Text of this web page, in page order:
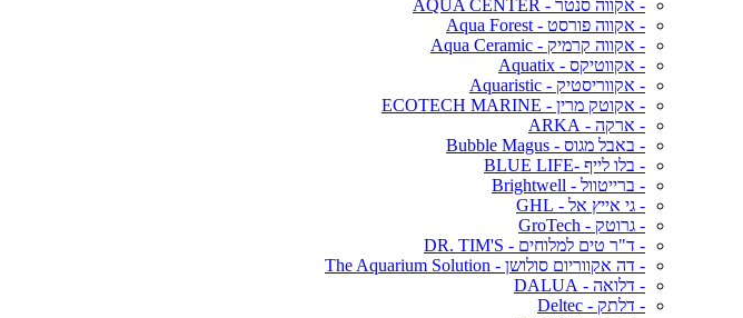
- אקווה סנטר - AQUA CENTER
- אקווה פורסט - Aqua Forest
- אקווה קרמיק - Aqua Ceramic
- אקווטיקס - Aquatix
- אקווריסטיק - Aquaristic
- אקוטק מרין - ECOTECH MARINE
- ארקה - ARKA
- באבל מגוס - Bubble Magus
- בלו לייף -BLUE LIFE
- ברייטוול - Brightwell
- גי אייץ אל - GHL
- גרוטק - GroTech
- ד"ר טים למלוחים - DR. TIM'S
- דה אקווריום סולושן - The Aquarium Solution
- דלואה - DALUA
- דלתק - Deltec